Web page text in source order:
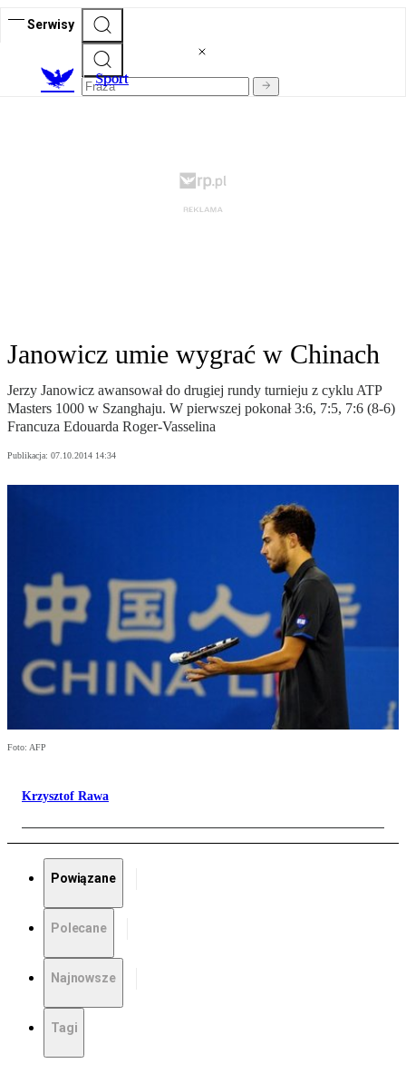
Serwisy
Sport
Janowicz umie wygrać w Chinach
Jerzy Janowicz awansował do drugiej rundy turnieju z cyklu ATP
Masters 1000 w Szanghaju. W pierwszej pokonał 3:6, 7:5, 7:6 (8-6)
Francuza Edouarda Roger-Vasselina
Publikacja: 07.10.2014 14:34
Foto: AFP
Krzysztof Rawa
Powiązane
Polecane
Najnowsze
Tagi